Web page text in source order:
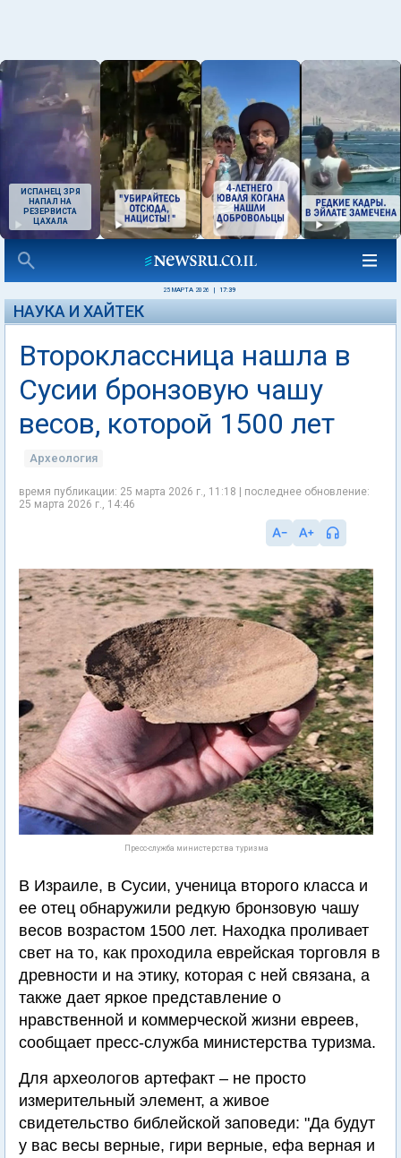
ИСПАНЕЦ ЗРЯ
НАПАЛ НА
РЕЗЕРВИСТА
ЦАХАЛА
25 МАРТА 2026 17:39
НАУКА И ХАЙТЕК
Второклассница нашла в
Сусии бронзовую чашу
весов, которой 1500 лет
Археология
время публикации: 25 марта 2026 г., 11:18 | последнее обновление:
25 марта 2026 г., 14:46
Пресс-служба министерства туризма
В Израиле, в Сусии, ученица второго класса и
ее отец обнаружили редкую бронзовую чашу
весов возрастом 1500 лет. Находка проливает
свет на то, как проходила еврейская торговля в
древности и на этику, которая с ней связана, а
также дает яркое представление о
нравственной и коммерческой жизни евреев,
сообщает пресс-служба министерства туризма.
Для археологов артефакт – не просто
измерительный элемент, а живое
свидетельство библейской заповеди: "Да будут
у вас весы верные, гири верные, ефа верная и